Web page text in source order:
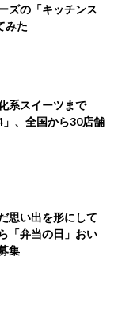
ズの「キッチンス
みた
系スイーツまで
」、全国から30店舗
思い出を形にして
「弁当の日」おい
集